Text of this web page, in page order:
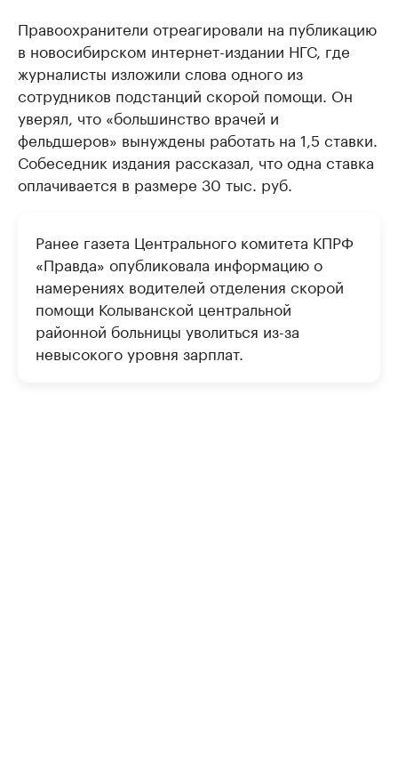
Правоохранители отреагировали на публикацию
в новосибирском интернет-издании НГС, где
журналисты изложили слова одного из
сотрудников подстанций скорой помощи. Он
уверял, что «большинство врачей и
фельдшеров» вынуждены работать на 1,5 ставки.
Собеседник издания рассказал, что одна ставка
оплачивается в размере 30 тыс. руб.
Ранее газета Центрального комитета КПРФ
«Правда» опубликовала информацию о
намерениях водителей отделения скорой
помощи Колыванской центральной
районной больницы уволиться из-за
невысокого уровня зарплат.